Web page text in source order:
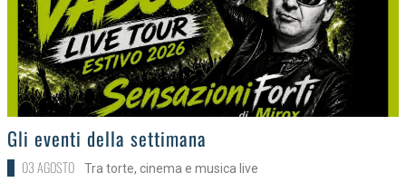
>
Gli eventi della settimana
03 AGOSTO Tra torte, cinema e musica live